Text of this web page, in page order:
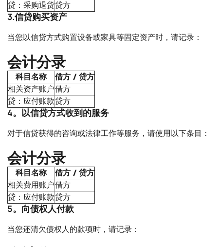
贷：采购退货贷方
3.信贷购买资产
当您以信贷方式购置设备或家具等固定资产时，请记录：
会计分录
科目名称
借方 / 贷方
相关资产账户借方
贷：应付账款贷方
4。以信贷方式收到的服务
对于信贷获得的咨询或法律工作等服务，请使用以下条目：
会计分录
科目名称
借方 / 贷方
相关费用账户借方
贷：应付账款贷方
5。向债权人付款
当您还清欠债权人的款项时，请记录：